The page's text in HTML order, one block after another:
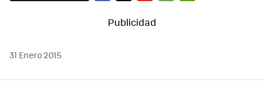
31 Enero 2015